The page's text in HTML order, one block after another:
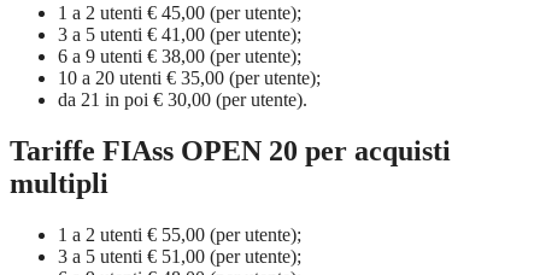
1 a 2 utenti € 45,00 (per utente);
3 a 5 utenti € 41,00 (per utente);
6 a 9 utenti € 38,00 (per utente);
10 a 20 utenti € 35,00 (per utente);
da 21 in poi € 30,00 (per utente).
Tariffe FIAss OPEN 20 per acquisti
multipli
1 a 2 utenti € 55,00 (per utente);
3 a 5 utenti € 51,00 (per utente);